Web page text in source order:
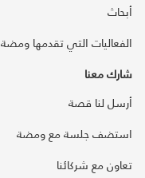
أبحاث
الفعاليات التي تقدمها ومضة
شارك معنا
أرسل لنا قصة
استضف جلسة مع ومضة
تعاون مع شركائنا